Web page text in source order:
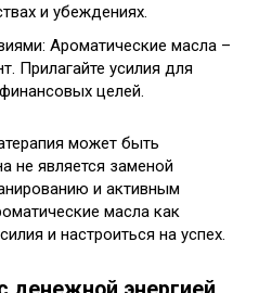
и убеждениях.
Ароматические масла –
Прилагайте усилия для
целей.
может быть
не является заменой
и активным
масла как
и настроиться на успех.